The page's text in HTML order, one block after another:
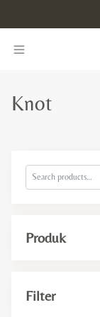
Knot
Produk
Dekorasi
Filter